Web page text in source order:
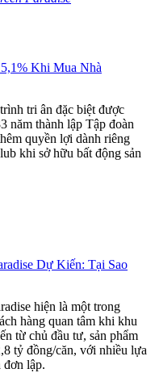
Khi Mua Nhà
tri ân đặc biệt được
năm thành lập Tập đoàn
quyền lợi dành riêng
khi sở hữu bất động sản
Dự Kiến: Tại Sao
hiện là một trong
hàng quan tâm khi khu
từ chủ đầu tư, sản phẩm
tỷ đồng/căn, với nhiều lựa
đơn lập.